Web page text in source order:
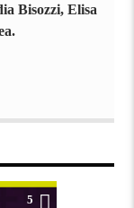
Bisozzi, Elisa
5